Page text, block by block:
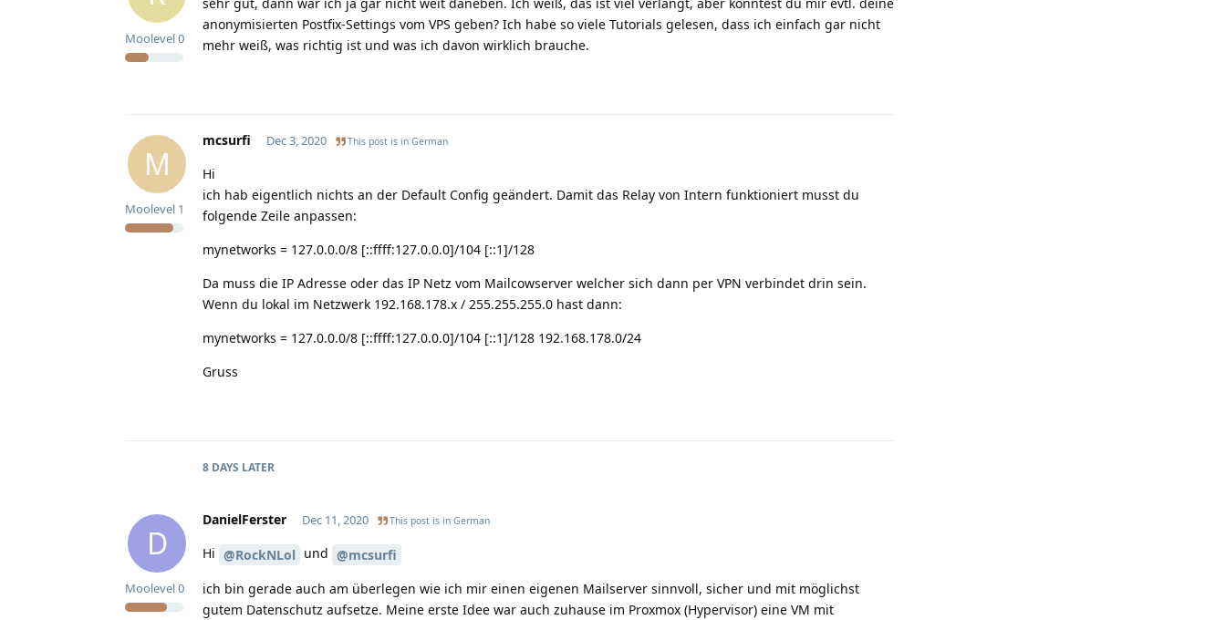
Moolevel0
anonymisierten Postfix-Settings vom VPS geben? Ich habe so viele Tutorials gelesen, dass ich einfach gar nicht
mehr weiß, was richtig ist und was ich davon wirklich brauche.
M
mcsurfi
Moolevel 1
Dec 3, 2020 This post is in German
Hi
ich hab eigentlich nichts an der Default Config geändert. Damit das Relay von Intern funktioniert musst du
folgende Zeile anpassen:
mynetworks = 127.0.0.0/8 [::ffff:127.0.0.0]/104 [::1]/128
Da muss die IP Adresse oder das IP Netz vom Mailcowserver welcher sich dann per VPN verbindet drin sein.
Wenn du lokal im Netzwerk 192.168.178.x / 255.255.255.0 hast dann:
mynetworks = 127.0.0.0/8 [::ffff:127.0.0.0]/104 [::1]/128 192.168.178.0/24
Gruss
8 DAYS LATER
D
DanielFerster
Moolevel0
Dec 11, 2020 This post is in German
Hi @RockNLol und @mcsurfi
ich bin gerade auch am überlegen wie ich mir einen eigenen Mailserver sinnvoll, sicher und mit möglichst
gutem Datenschutz aufsetze. Meine erste Idee war auch zuhause im Proxmox (Hypervisor) eine VM mit